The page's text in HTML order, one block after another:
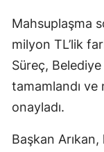
Mahsuplaşma
milyon TL’lik
Süreç,
tamamlandı ve
onayladı.
Başkan Arıkan,